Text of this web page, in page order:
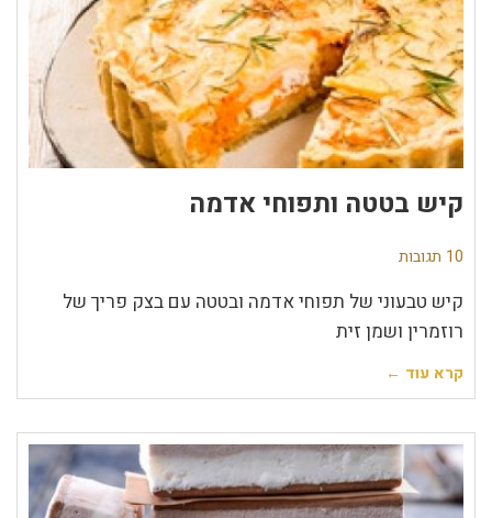
קיש בטטה ותפוחי אדמה
10 תגובות
קיש טבעוני של תפוחי אדמה ובטטה עם בצק פריך של
רוזמרין ושמן זית
קרא עוד ←